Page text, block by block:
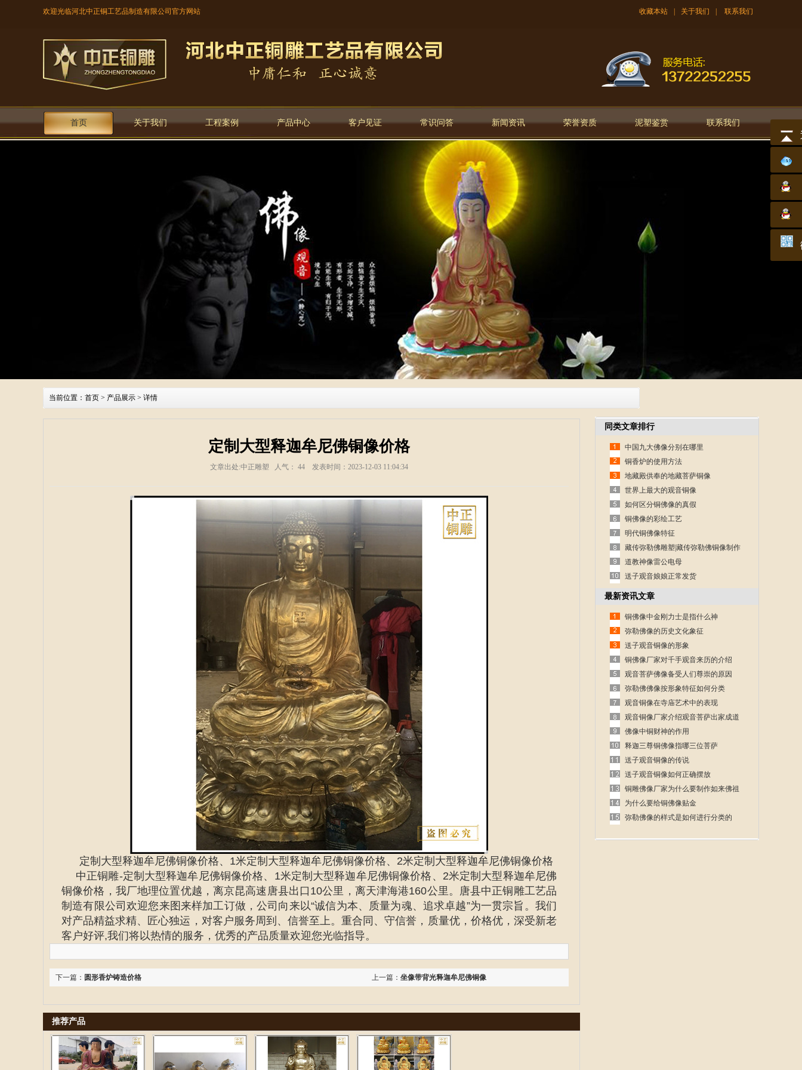
欢迎光临河北中正铜工艺品制造有限公司官方网站 收藏本站 关于我们 联系我们
首页 关于我们 工程案例 产品中心 客户见证 常识问答 新闻资讯 荣誉资质 泥塑鉴赏 联系我们
当前位置： 首页 > 产品展示 > 详情
定制大型释迦牟尼佛铜像价格
文章出处:中正雕塑 人气： 44 发表时间：2023-12-03 11:04:34
定制大型释迦牟尼佛铜像价格、1米定制大型释迦牟尼佛铜像价格、2米定制大型释迦牟尼佛铜像价格
中正铜雕-定制大型释迦牟尼佛铜像价格、1米定制大型释迦牟尼佛铜像价格、2米定制大型释迦牟尼佛
铜像价格 ，我厂地理位置优越，离京昆高速唐县出口10公里，离天津海港160公里。唐县中正铜雕工艺品
制造有限公司欢迎您来图来样加工订做，公司向来以“诚信为本、质量为魂、追求卓越”为一贯宗旨。我们
对产品精益求精、匠心独运，对客户服务周到、信誉至上。重合同、守信誉，质量优，价格优，深受新老
客户好评,我们将以热情的服务，优秀的产品质量欢迎您光临指导。
上一篇： 坐像带背光释迦牟尼佛铜像
下一篇： 圆形香炉铸造价格
推荐产品
同类文章排行
中国九大佛像分别在哪里
铜香炉的使用方法
地藏殿供奉的地藏菩萨铜像
世界上最大的观音铜像
如何区分铜佛像的真假
铜佛像的彩绘工艺
明代铜佛像特征
藏传弥勒佛雕塑|藏传弥勒佛铜像制作
道教神像雷公电母
送子观音娘娘正常发货
最新资讯文章
铜佛像中金刚力士是指什么神
弥勒佛像的历史文化象征
送子观音铜像的形象
铜佛像厂家对千手观音来历的介绍
观音菩萨佛像备受人们尊崇的原因
弥勒佛佛像按形象特征如何分类
观音铜像在寺庙艺术中的表现
观音铜像厂家介绍观音菩萨出家成道
的故事
佛像中铜财神的作用
释迦三尊铜佛像指哪三位菩萨
送子观音铜像的传说
送子观音铜像如何正确摆放
铜雕佛像厂家为什么要制作如来佛祖
呢
为什么要给铜佛像贴金
弥勒佛像的样式是如何进行分类的